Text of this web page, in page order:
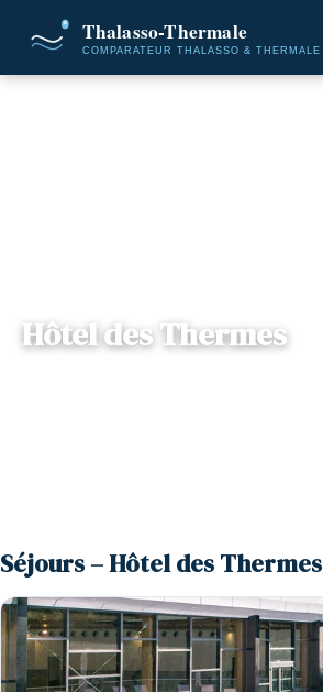
Hôtel des Thermes
Séjours – Hôtel des Thermes